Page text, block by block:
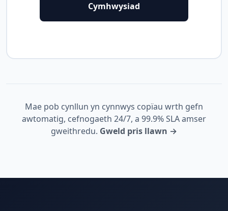
Cymhwysiad
Mae pob cynllun yn cynnwys copïau wrth gefn
awtomatig, cefnogaeth 24/7, a 99.9% SLA amser
gweithredu. Gweld pris llawn →